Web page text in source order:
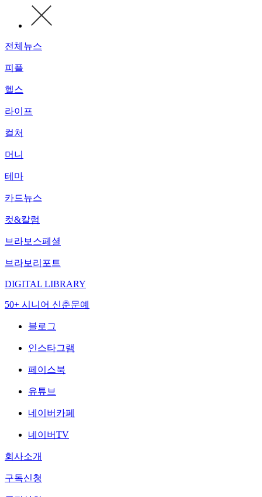
전체뉴스
피플
헬스
라이프
컬처
머니
테마
카드뉴스
컷&칼럼
브라보스페셜
브라보리포트
DIGITAL LIBRARY
50+ 시니어 신춘문예
블로그
인스타그램
페이스북
유튜브
네이버카페
네이버TV
회사소개
구독신청